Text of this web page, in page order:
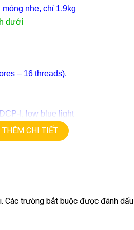
nhẹ, chỉ 1,9kg
dưới
– 16 threads).
I, low blue light
512G, RTX 3050
THÊM CHI TIẾT
Các trường bắt buộc được đánh dấu